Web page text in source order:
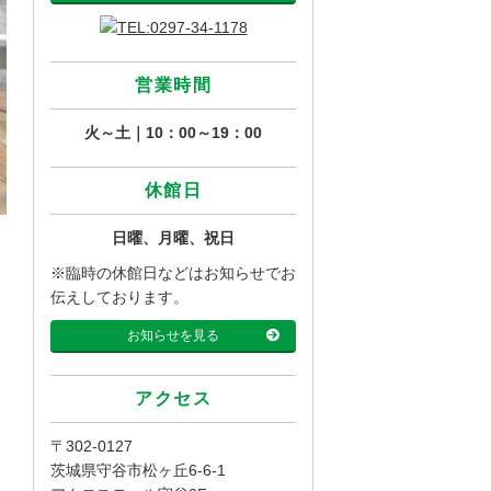
営業時間
火～土｜10：00～19：00
休館日
日曜、月曜、祝日
※臨時の休館日などはお知らせでお
伝えしております。
お知らせを見る
アクセス
〒302-0127
茨城県守谷市松ヶ丘6-6-1